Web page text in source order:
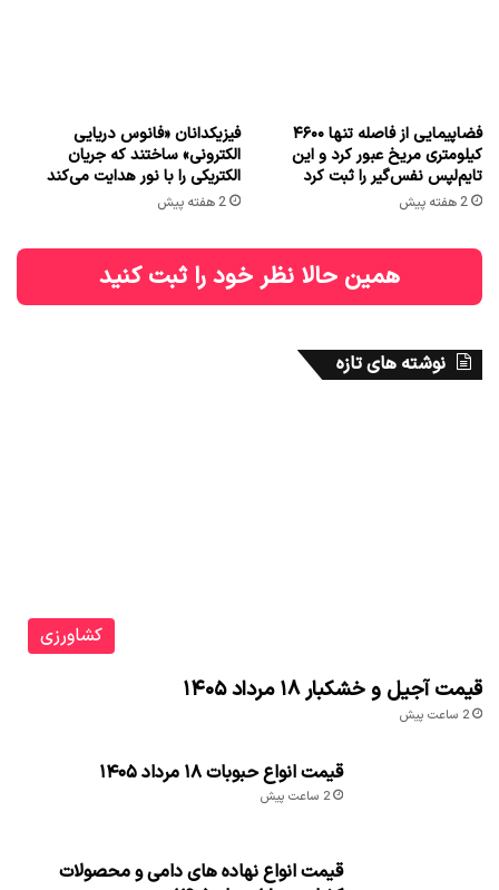
فضاپیمایی از فاصله تنها ۴۶۰۰
کیلومتری مریخ عبور کرد و این
تایم‌لپس نفس‌گیر را ثبت کرد
2 هفته پیش
فیزیکدانان «فانوس دریایی
الکترونی» ساختند که جریان
الکتریکی را با نور هدایت می‌کند
2 هفته پیش
همین حالا نظر خود را ثبت کنید
نوشته های تازه
کشاورزی
قیمت آجیل و خشکبار ۱۸ مرداد ۱۴۰۵
2 ساعت پیش
قیمت انواع حبوبات ۱۸ مرداد ۱۴۰۵
2 ساعت پیش
قیمت انواع نهاده های دامی و محصولات